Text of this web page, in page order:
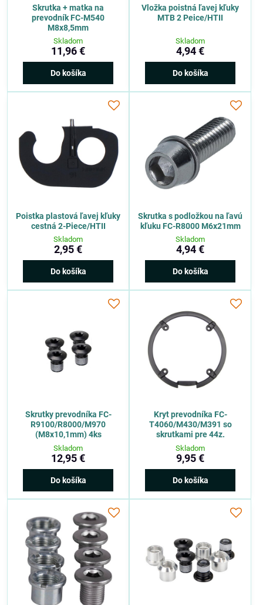
Skrutka + matka na
prevodník FC-M540
M8x8,5mm
Skladom
11,96 €
Do košíka
Vložka poistná ľavej kľuky
MTB 2 Peice/HTII
Skladom
4,94 €
Do košíka
Poistka plastová ľavej kľuky
cestná 2-Piece/HTII
Skladom
2,95 €
Do košíka
Skrutka s podložkou na ľavú
kľuku FC-R8000 M6x21mm
Skladom
4,94 €
Do košíka
Skrutky prevodníka FC-
R9100/R8000/M970
(M8x10,1mm) 4ks
Skladom
12,95 €
Do košíka
Kryt prevodníka FC-
T4060/M430/M391 so
skrutkami pre 44z.
Skladom
9,95 €
Do košíka